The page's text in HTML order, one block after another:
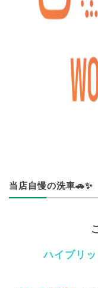
当店自慢の洗車🚗✨
ハイブリ